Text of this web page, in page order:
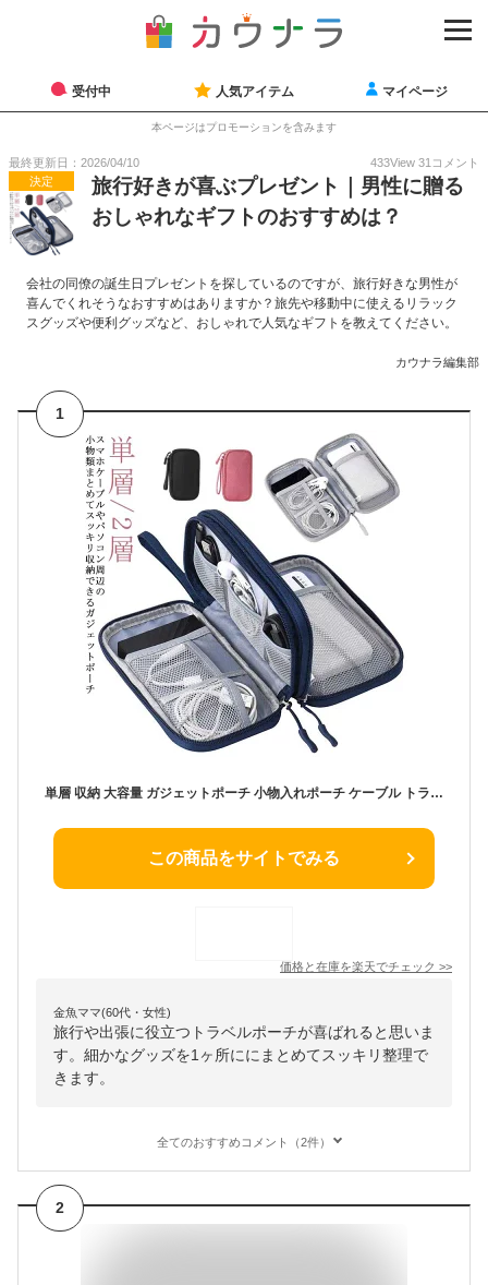
受付中 人気アイテム マイページ
本ページはプロモーションを含みます
最終更新日：2026/04/10 433View 31 コメント
決定
旅行好きが喜ぶプレゼント｜男性に贈る
おしゃれなギフトのおすすめは？
会社の同僚の誕生日プレゼントを探しているのですが、旅行好きな男性が
喜んでくれそうなおすすめはありますか？旅先や移動中に使えるリラック
スグッズや便利グッズなど、おしゃれで人気なギフトを教えてください。
カウナラ編集部
1
単層 収納 大容量 ガジェットポーチ 小物入れポーチ ケーブル トラベルポーチ 2層 トラベルポーチ バッグ 収納ケース ギフト 万能収納ケース トラベルポーチ 旅行収納ケース PC周辺小物収納 男女兼用 出張 旅行 軽量 収納ポーチ ケーブル収納
この商品をサイトでみる
価格と在庫を楽天でチェック >>
金魚ママ(60代・女性)
旅行や出張に役立つトラベルポーチが喜ばれると思いま
す。細かなグッズを1ヶ所ににまとめてスッキリ整理で
きます。
全てのおすすめコメント（2件）
2